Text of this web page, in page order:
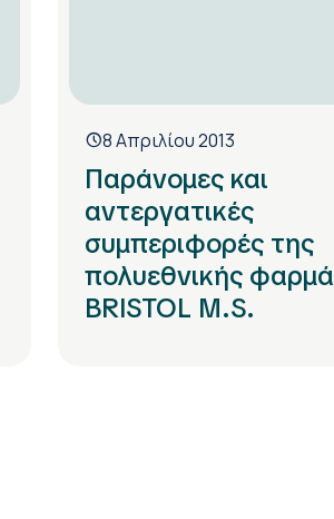
8 Απριλίου 2013
Παράνομες και
αντεργατικές
συμπεριφορές της
πολυεθνικής
BRISTOL M.S.